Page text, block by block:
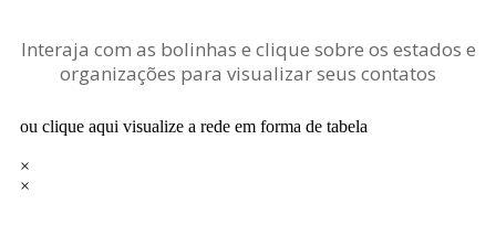
Interaja com as bolinhas e clique sobre os estados e
organizações para visualizar seus contatos